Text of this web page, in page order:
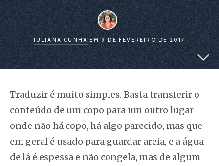
JULIANA CUNHAEM 9 DE FEVEREIRO DE 2017
Traduzir é muito simples. Basta transferir o
conteúdo de um copo para um outro lugar
onde não há copo, há algo parecido, mas que
em geral é usado para guardar areia, e a água
de lá é espessa e não congela, mas de algum